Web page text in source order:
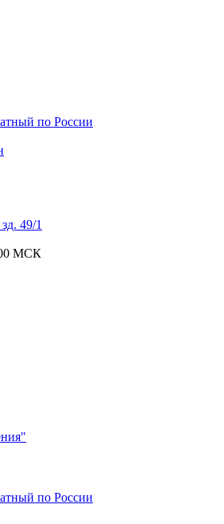
по России
49/1
МСК
по России